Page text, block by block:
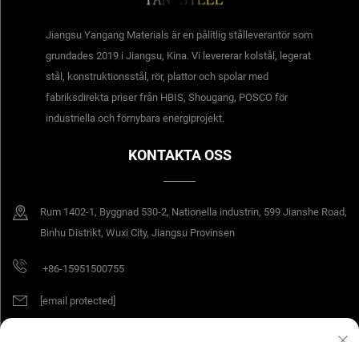
Jiangsu Yangang Materials är en pålitlig stålleverantör som
grundades 2019 i Jiangsu, Kina. Vi levererar kolstål, legerat
stål, konstruktionsstål, rör, plattor och spolar med
fabriksdirekta priser från HBIS, Shougang, POSCO för
industriella och förnybara energiprojekt.
KONTAKTA OSS
Rum 1402-1, Byggnad 530-2, Nationella industrin, 599 Jianshe Road,
Binhu Distrikt, Wuxi City, Jiangsu Provinsen
+86-15951500755
[email protected]